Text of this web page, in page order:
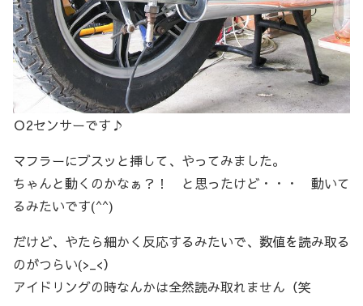
Ｏ2センサーです♪
マフラーにブスッと挿して、やってみました。
ちゃんと動くのかなぁ？！ と思ったけど・・・ 動いて
るみたいです(^^)
だけど、やたら細かく反応するみたいで、数値を読み取る
のがつらい(>_<）
アイドリングの時なんかは全然読み取れません（笑